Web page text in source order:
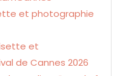
et photographie